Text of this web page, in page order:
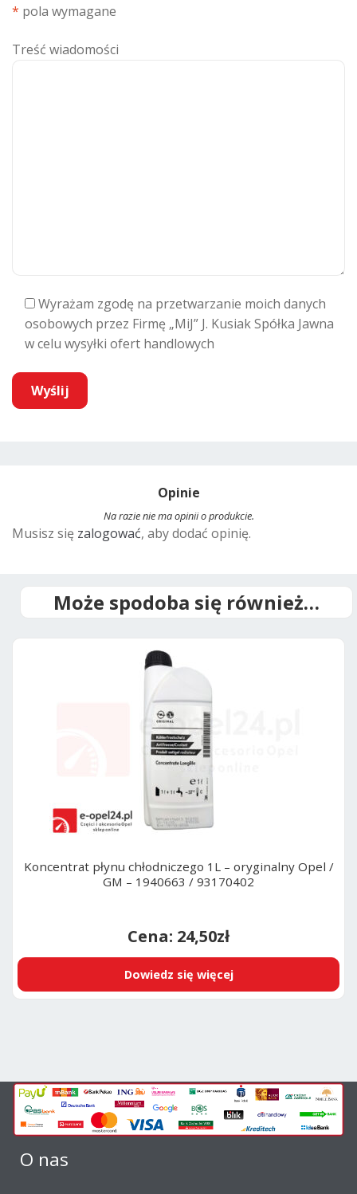
* pola wymagane
Treść wiadomości
Wyrażam zgodę na przetwarzanie moich danych
osobowych przez Firmę „MiJ” J. Kusiak Spółka Jawna
w celu wysyłki ofert handlowych
n
Opinie
Na razie nie ma opinii o produkcie.
Musisz się zalogować, aby dodać opinię.
Może spodoba się również…
Koncentrat płynu chłodniczego 1L – oryginalny Opel /
GM – 1940663 / 93170402
24,50zł
Dowiedz się więcej
O nas